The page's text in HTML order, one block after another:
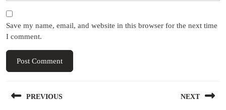
Save my name, email, and website in this browser for the next time
I comment.
navigation
PREVIOUS NEXT